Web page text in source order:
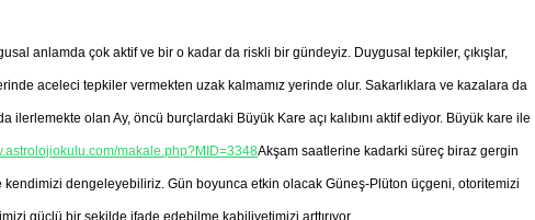
anlamda çok aktif ve bir o kadar da riskli bir gündeyiz. Duygusal tepkiler, çıkışlar,
aceleci tepkiler vermekten uzak kalmamız yerinde olur. Sakarlıklara ve kazalara da
olan Ay, öncü burçlardaki Büyük Kare açı kalıbını aktif ediyor. Büyük kare ile
makale.php?MID=3348Akşam saatlerine kadarki süreç biraz gergin
kendimizi dengeleyebiliriz. Gün boyunca etkin olacak Güneş-Plüton üçgeni, otoritemizi
güçlü bir şekilde ifade edebilme kabiliyetimizi arttırıyor.